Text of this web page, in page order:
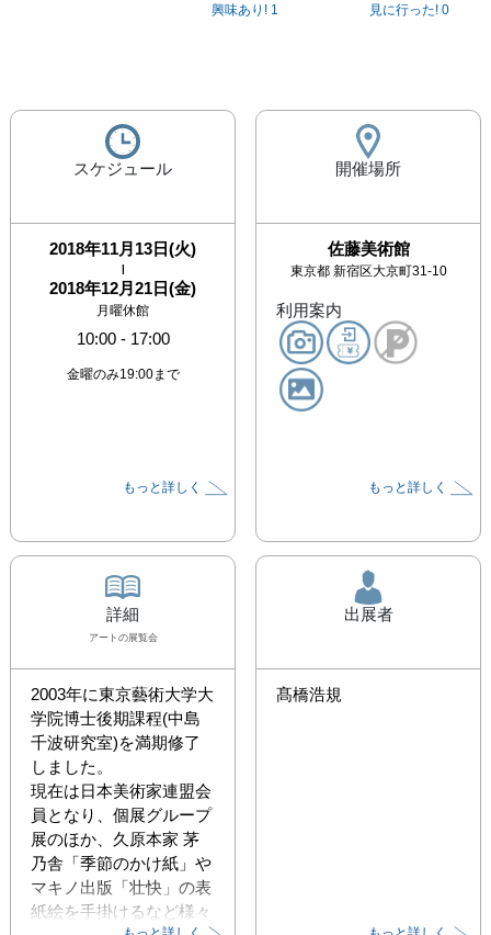
興味あり! 1 見に行った! 0
スケジュール
2018年11月13日(火)
|
2018年12月21日(金)
月曜休館
10:00- 17:00
金曜のみ19:00まで
もっと詳しく
開催場所
佐藤美術館
東京都 新宿区大京町31-10
利用案内
もっと詳しく
詳細
アート の展覧会
2003年に東京藝術大学大
学院博士後期課程(中島
千波研究室)を満期修了
しました。
現在は日本美術家連盟会
員となり、個展グループ
展のほか、久原本家 茅
乃舎「季節のかけ紙」や
マキノ出版「壮快」の表
紙絵を手掛けるなど様々
出展者
髙橋浩規